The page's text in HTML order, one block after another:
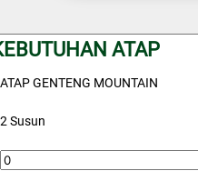
ATAP
ATAP GENTENG MOUNTAIN
2 Susun